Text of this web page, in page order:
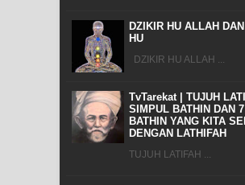
DZIKIR HU ALLAH
HU
DZIKIR HU ALLAH ...
TvTarekat | TUJUH
SIMPUL BATHIN DAN
BATHIN YANG KITA
DENGAN LATHIFAH
TUJUH LATIFAH ...